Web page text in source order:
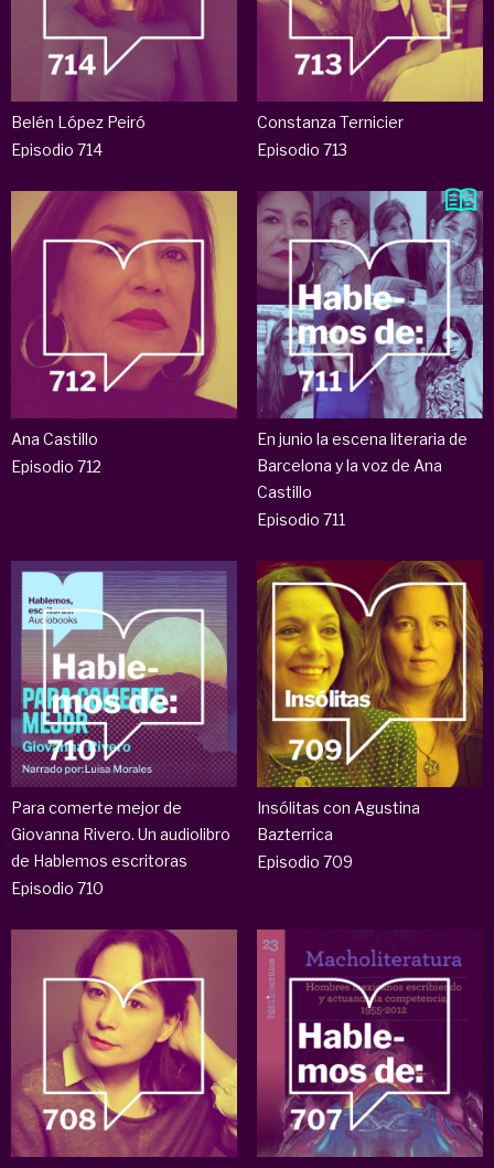
Belén López Peiró
Episodio 714
Constanza Ternicier
Episodio 713
Ana Castillo
Episodio 712
En junio la escena literaria de
Barcelona y la voz de Ana
Castillo
Episodio 711
Para comerte mejor de
Giovanna Rivero. Un audiolibro
de Hablemos escritoras
Episodio 710
Insólitas con Agustina
Bazterrica
Episodio 709